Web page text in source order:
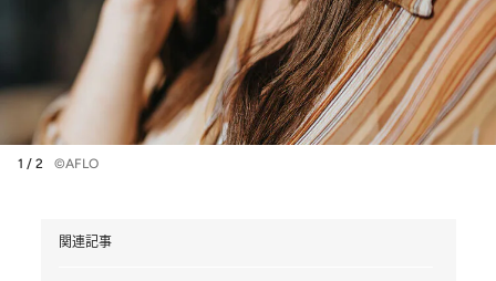
1 / 2 ©AFLO
関連記事